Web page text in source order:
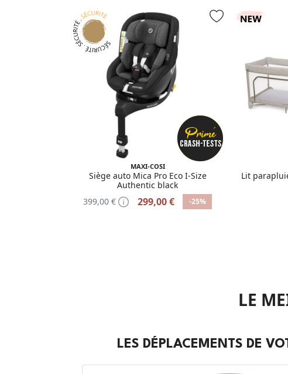
MAXI-COSI
Siège auto Mica Pro Eco I-Size
Authentic black
399,00 €
299,00 € -25%
Lit
LE
LES DÉPLACEMENTS DE